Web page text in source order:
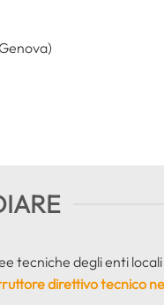
tecniche degli enti locali
direttivo tecnico